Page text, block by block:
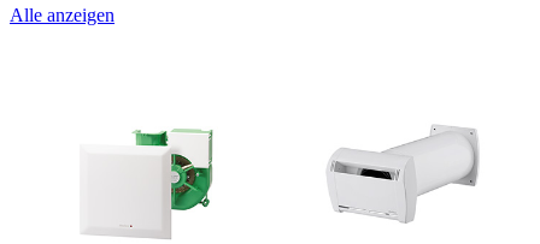
Alle anzeigen